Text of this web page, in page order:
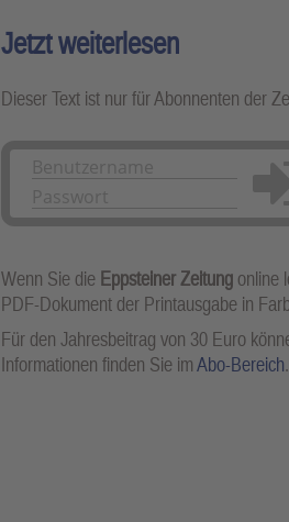
Jetzt weiterlesen
Dieser Text ist nur für Abonnenten der
Anmelden
Wenn Sie die Eppsteiner Zeitung online
PDF-Dokument der Printausgabe in
Für den Jahresbeitrag von 30 Euro
Informationen finden Sie imAbo-Bereich.